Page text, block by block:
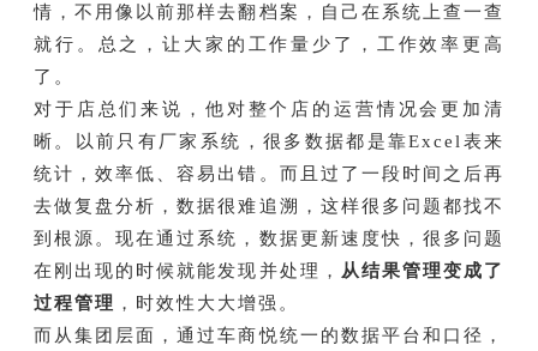
情，不用像以前那样去翻档案，自己在系统上查一查
就行。总之，让大家的工作量少了，工作效率更高
了。
对于店总们来说，他对整个店的运营情况会更加清
晰。以前只有厂家系统，很多数据都是靠Excel表来
统计，效率低、容易出错。而且过了一段时间之后再
去做复盘分析，数据很难追溯，这样很多问题都找不
到根源。现在通过系统，数据更新速度快，很多问题
在刚出现的时候就能发现并处理， 从结果管理变成了
过程管理 ，时效性大大增强。
而从集团层面，通过车商悦统一的数据平台和口径，